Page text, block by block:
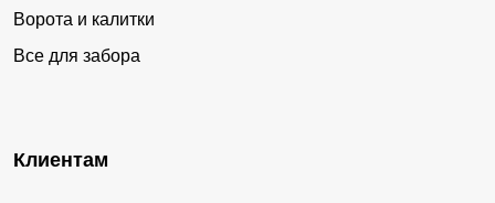
Ворота и калитки
Все для забора
Клиентам